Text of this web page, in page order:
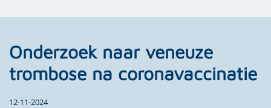
Onderzoek naar veneuze
trombose na coronavaccinatie
12-11-2024